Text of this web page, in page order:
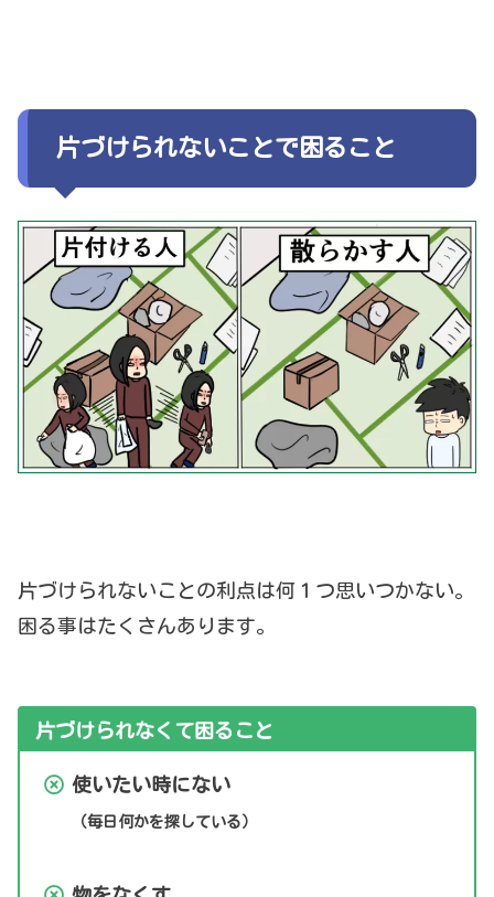
片づけられないことで困ること
片づけられないことの利点は何１つ思いつかない。
困る事はたくさんあります。
片づけられなくて困ること
使いたい時にない
（毎日何かを探している）